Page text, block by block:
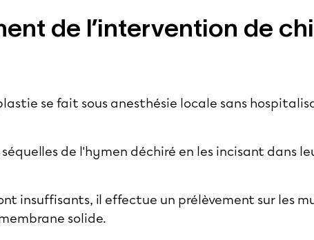
de l’intervention de
se fait sous anesthésie locale sans
de l'hymen déchiré en les incisant dans
insuffisants, il effectue un prélèvement sur les
solide.